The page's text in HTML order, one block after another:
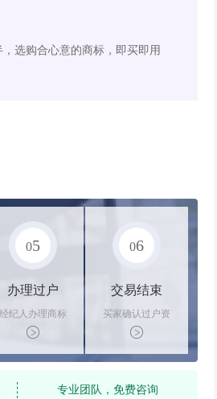
选购合心意的商标，即买即用
05
办理过户
经纪人办理商标
转让手续，交付
相关证书
06
交易结束
买家确认过户资
料后，平台解冻
资金支付卖家
专业团队，免费咨询